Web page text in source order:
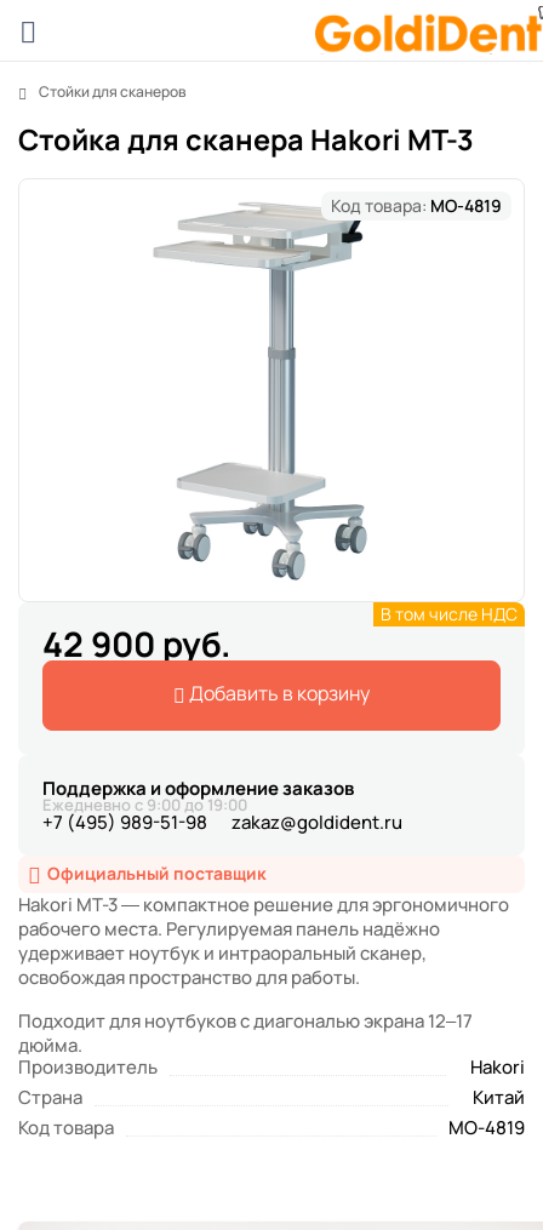
Стойки для сканеров
Стойка для сканера Hakori MT-3
Код товара: MO-4819
Официальный поставщик
Hakori MT-3 — компактное решение для эргономичного
рабочего места. Регулируемая панель надёжно
удерживает ноутбук и интраоральный сканер,
освобождая пространство для работы.
Подходит для ноутбуков с диагональю экрана 12–17
дюйма.
Производитель
Hakori
Страна
Китай
Код товара
MO-4819
42 900 руб.
Добавить в корзину
В том числе НДС
Поддержка и оформление заказов
Ежедневно с 9:00 до 19:00
+7 (495) 989-51-98 zakaz@goldident.ru